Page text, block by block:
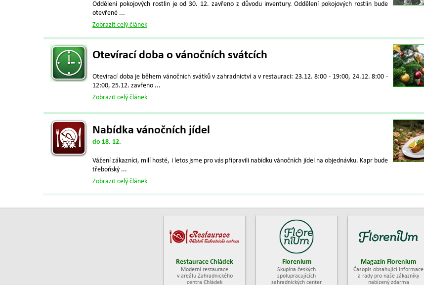
Oddělení pokojových rostlin je od 30. 12. zavřeno z důvodu inventury. Oddělení pokojových rostlin bude
otevřené ...
Zobrazit celý článek
Otevírací doba o vánočních svátcích
Otevírací doba je během vánočních svátků v zahradnictví a v restauraci: 23.12. 8:00 - 19:00, 24.12. 8:00 -
12:00, 25.12. zavřeno ...
Zobrazit celý článek
Nabídka vánočních jídel
do 18. 12.
Vážení zákazníci, milí hosté, i letos jsme pro vás připravili nabídku vánočních jídel na objednávku. Kapr bude
třeboňský ...
Zobrazit celý článek
Restaurace Chládek
Moderní restaurace
v areálu Zahradnického
centra Chládek
Florenium
Skupina českých
spolupracujících
zahradnických center
Magazín Florenium
Časopis obsahující informace
a rady pro naše zákazníky
nabízený zdarma